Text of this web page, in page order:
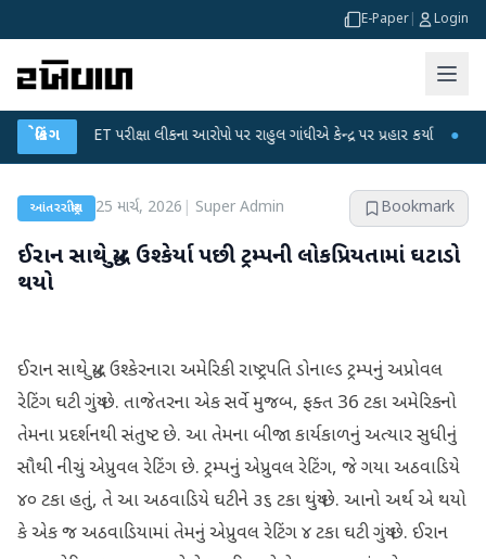
E-Paper Login
બ્રેકિંગ
NET પરીક્ષા લીકના આરોપો પર રાહુલ ગાંધીએ કેન્દ્ર પર પ્રહાર કર્યા ●
આંતરરાષ્ટ્રીય 25 માર્ચ, 2026 Super Admin Bookmark
ઈરાન સાથે યુદ્ધ ઉશ્કેર્યા પછી ટ્રમ્પની લોકપ્રિયતામાં ઘટાડો
થયો
ઈરાન સાથે યુદ્ધ ઉશ્કેરનારા અમેરિકી રાષ્ટ્રપતિ ડોનાલ્ડ ટ્રમ્પનું અપ્રોવલ
રેટિંગ ઘટી ગયું છે. તાજેતરના એક સર્વે મુજબ, ફક્ત 36 ટકા અમેરિકનો
તેમના પ્રદર્શનથી સંતુષ્ટ છે. આ તેમના બીજા કાર્યકાળનું અત્યાર સુધીનું
સૌથી નીચું એપ્રુવલ રેટિંગ છે. ટ્રમ્પનું એપ્રુવલ રેટિંગ, જે ગયા અઠવાડિયે
૪૦ ટકા હતું, તે આ અઠવાડિયે ઘટીને ૩૬ ટકા થયું છે. આનો અર્થ એ થયો
કે એક જ અઠવાડિયામાં તેમનું એપ્રુવલ રેટિંગ ૪ ટકા ઘટી ગયું છે. ઈરાન